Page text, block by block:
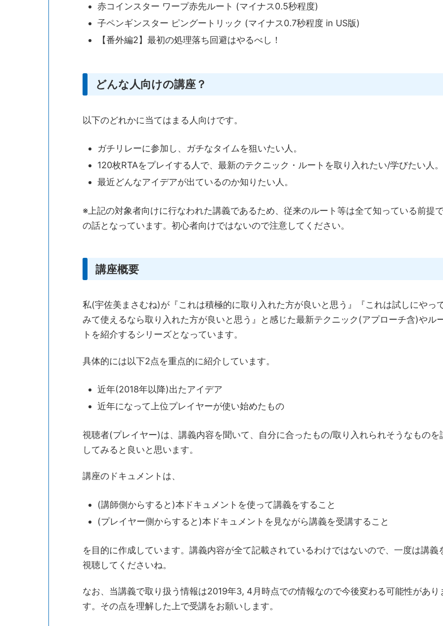
赤コインスター ワープ赤先ルート (マイナス0.5秒程度)
子ペンギンスター ピングートリック (マイナス0.7秒程度 in US版)
【番外編2】最初の処理落ち回避はやるべし！
どんな人向けの講座？
以下のどれかに当てはまる人向けです。
ガチリレーに参加し、ガチなタイムを狙いたい人。
120枚RTAをプレイする人で、最新のテクニック・ルートを取り入れたい/学びたい人。
最近どんなアイデアが出ているのか知りたい人。
※上記の対象者向けに行なわれた講義であるため、従来のルート等は全て知っている前提
の話となっています。初心者向けではないので注意してください。
講座概要
私(宇佐美まさむね)が『これは積極的に取り入れた方が良いと思う』『これは試しにやっ
みて使えるなら取り入れた方が良いと思う』と感じた最新テクニック(アプローチ含)やル
トを紹介するシリーズとなっています。
具体的には以下2点を重点的に紹介しています。
近年(2018年以降)出たアイデア
近年になって上位プレイヤーが使い始めたもの
視聴者(プレイヤー)は、講義内容を聞いて、自分に合ったもの/取り入れられそうなものを
してみると良いと思います。
講座のドキュメントは、
(講師側からすると)本ドキュメントを使って講義をすること
(プレイヤー側からすると)本ドキュメントを見ながら講義を受講すること
を目的に作成しています。講義内容が全て記載されているわけではないので、一度は講義
視聴してくださいね。
なお、当講義で取り扱う情報は2019年3, 4月時点での情報なので今後変わる可能性があり
す。その点を理解した上で受講をお願いします。